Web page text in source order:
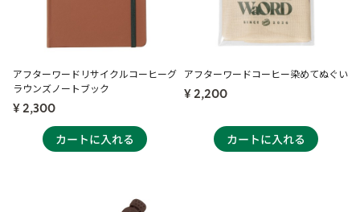
アフターワードリサイクルコーヒーグ
ラウンズノートブック
¥ 2,300
アフターワードコーヒー染めてぬぐい
¥ 2,200